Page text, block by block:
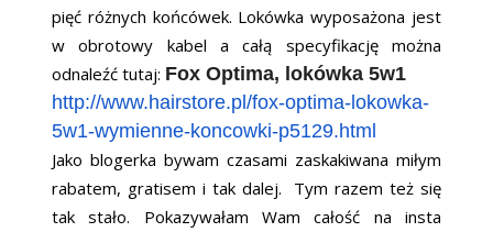
pięć różnych końcówek. Lokówka wyposażona jest
w obrotowy kabel a całą specyfikację można
odnaleźć tutaj: Fox Optima, lokówka 5w1
http://www.hairstore.pl/fox-optima-lokowka-
5w1-wymienne-koncowki-p5129.html
Jako blogerka bywam czasami zaskakiwana miłym
rabatem, gratisem i tak dalej. Tym razem też się
tak stało. Pokazywałam Wam całość na insta